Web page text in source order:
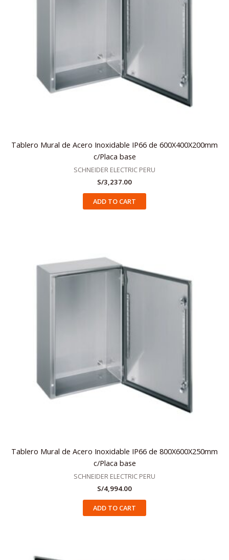
Tablero Mural de Acero Inoxidable IP66 de 600X400X200mm
c/Placa base
SCHNEIDER ELECTRIC PERU
S/3,237.00
ADD TO CART
Tablero Mural de Acero Inoxidable IP66 de 800X600X250mm
c/Placa base
SCHNEIDER ELECTRIC PERU
S/4,994.00
ADD TO CART